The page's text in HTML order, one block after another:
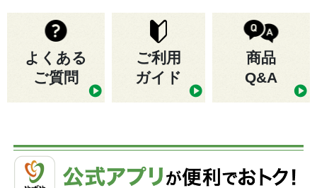
よくある
ご質問
ご利用
ガイド
商品
Q&A